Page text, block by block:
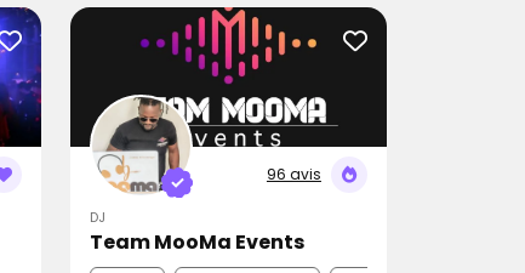
96 avis
DJ
Team MooMa Events